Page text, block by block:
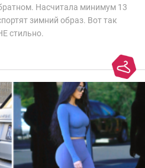
Насчитала минимум 13
зимний образ. Вот так
стильно.